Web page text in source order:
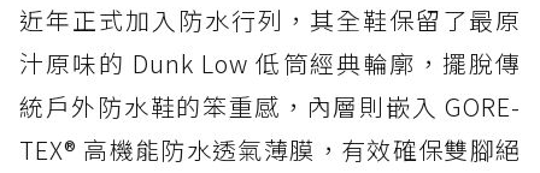
近年正式加入防水行列，其全鞋保留了最原
汁原味的 Dunk Low 低筒經典輪廓，擺脫傳
統戶外防水鞋的笨重感，內層則嵌入 GORE-
TEX® 高機能防水透氣薄膜，有效確保雙腳絕